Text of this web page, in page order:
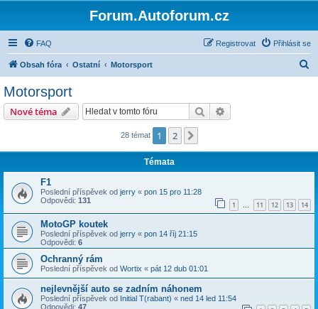
Forum.Autoforum.cz
FAQ Přihlásit se
Registrovat
Obsah fóra Ostatní Motorsport
Motorsport
Nové téma Hledat
28 témat 1 2
Témata
F1
Poslední příspěvek od jerry « pon 15 pro 11:28
Odpovědi: 131 1 … 11 12 13 14
MotoGP koutek
Poslední příspěvek od jerry « pon 14 říj 21:15
Odpovědi: 6
Ochranný rám
Poslední příspěvek od Wortix « pát 12 dub 01:01
nejlevnější auto se zadním náhonem
Poslední příspěvek od Initial T(rabant) « ned 14 led 11:54
Odpovědi: 47